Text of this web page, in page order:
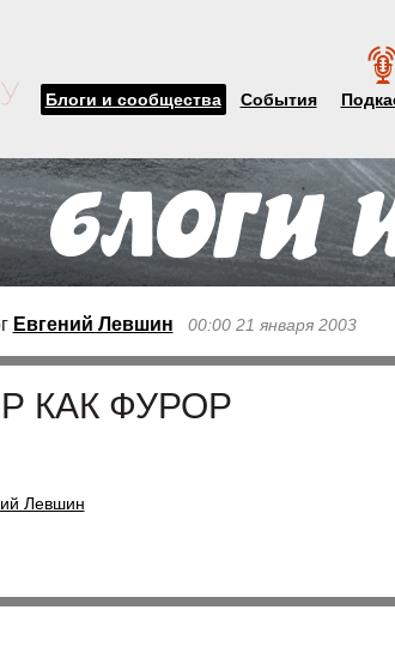
Блоги и сообщества События
Евгений Левшин 00:00 21 января 2003
КАК ФУРОР
Левшин